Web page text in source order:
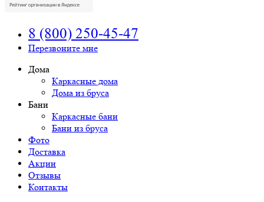
8 (800) 250-45-47
Перезвоните мне
Дома
Каркасные дома
Дома из бруса
Бани
Каркасные бани
Бани из бруса
Фото
Доставка
Акции
Отзывы
Контакты